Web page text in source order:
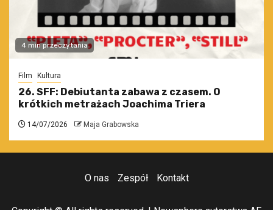
4 min przeczytania
Film Kultura
26. SFF: Debiutanta zabawa z czasem. O
krótkich metrażach Joachima Triera
14/07/2026 Maja Grabowska
O nas Zespół Kontakt